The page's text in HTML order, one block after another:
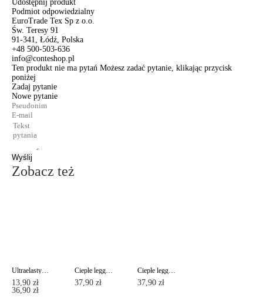
Udostępnij produkt
Podmiot odpowiedzialny
EuroTrade Tex Sp z o.o.
Św. Teresy 91
91-341, Łódź, Polska
+48 500-503-636
info@conteshop.pl
Ten produkt nie ma pytań Możesz zadać pytanie, klikając przycisk
poniżej
Zadaj pytanie
Nowe pytanie
Wyślij
Zobacz też
Ultraelastyczne legginsy z mikromodalu ART
13,90 zł
36,90 zł
Ciepłe legginsy z dodatkiem przędzy mikromodal MODAL LEGGINGS 250
37,90 zł
Ciepłe legginsy z dodatkiem przędzy mikromodal MODAL LEGGINGS 250
37,90 zł